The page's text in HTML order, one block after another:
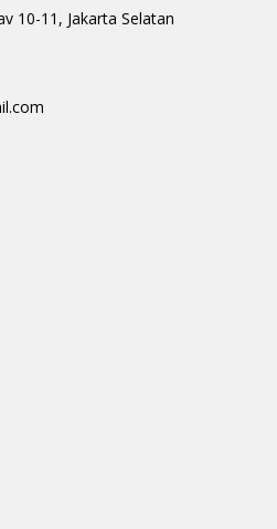
10-11, Jakarta Selatan